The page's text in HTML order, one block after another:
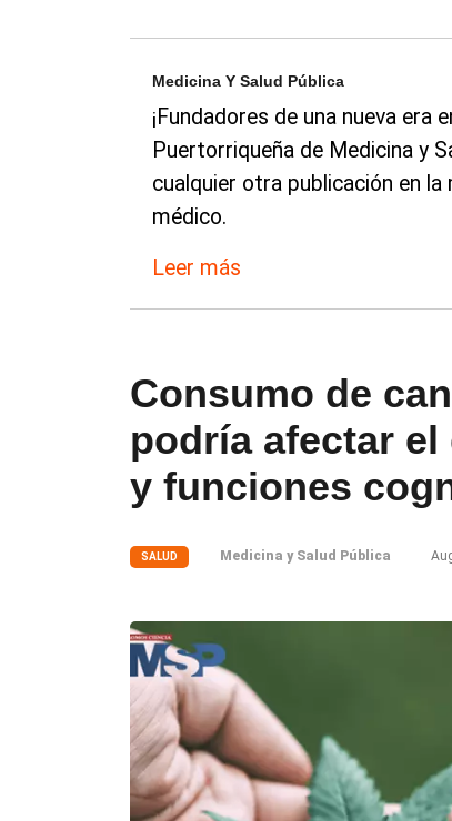
Medicina Y Salud Pública
¡Fundadores de una nueva era
Puertorriqueña de Medicina y
cualquier otra publicación en la
médico.
Leer más
Consumo de
podría afectar
y funciones
SALUD Medicina y Salud Pública